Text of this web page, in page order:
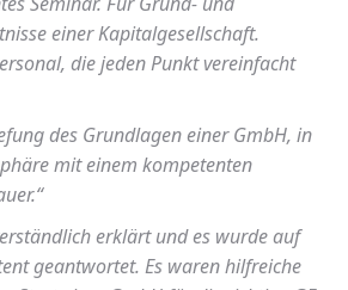
einer Kapitalgesellschaft.
die jeden Punkt vereinfacht
des Grundlagen einer GmbH, in
mit einem kompetenten
erklärt und es wurde auf
geantwortet. Es waren hilfreiche